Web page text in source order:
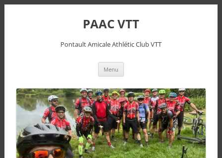
PAAC VTT
Pontault Amicale Athlétic Club VTT
Menu